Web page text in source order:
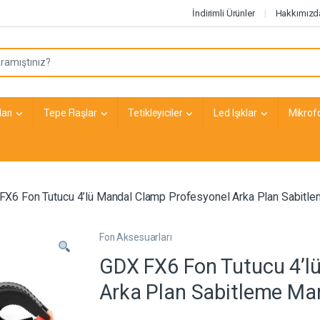
İndirimli Ürünler
Tepe Flaşlar Tetikleyiciler Led Işıklar
Fon Tutucu 4’lü Mandal Clamp Profesyonel Arka Plan
Fon Aksesuarları
GDX FX6 Fon Tutucu
Arka Plan Sabitleme